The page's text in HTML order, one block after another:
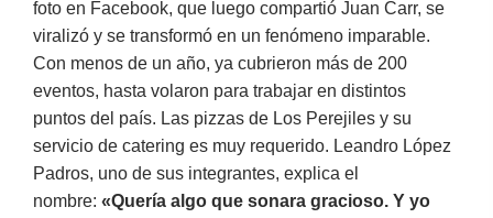
foto en Facebook, que luego compartió Juan Carr, se
viralizó y se transformó en un fenómeno imparable.
Con menos de un año, ya cubrieron más de 200
eventos, hasta volaron para trabajar en distintos
puntos del país. Las pizzas de Los Perejiles y su
servicio de catering es muy requerido. Leandro López
Padros, uno de sus integrantes, explica el
nombre: «Quería algo que sonara gracioso. Y yo